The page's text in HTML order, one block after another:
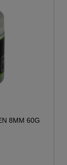
8MM 60G